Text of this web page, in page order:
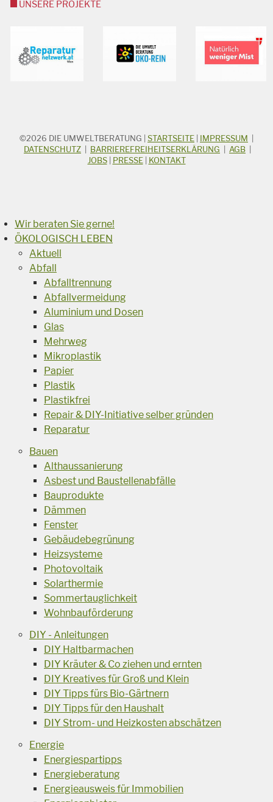
UNSERE PROJEKTE
STICHWORTSUCHE
Suchbegriff
©2026 DIE UMWELTBERATUNG STARTSEITE IMPRESSUM
DATENSCHUTZ
BARRIEREFREIHEITSERKLÄRUNG AGB
JOBS| PRESSE| KONTAKT
Wir beraten Sie gerne!
ÖKOLOGISCH LEBEN
Aktuell
Abfall
Abfalltrennung
Abfallvermeidung
Aluminium und Dosen
Glas
Mehrweg
Mikroplastik
Papier
Plastik
Plastikfrei
Repair & DIY-Initiative selber gründen
Reparatur
Bauen
Althaussanierung
Asbest und Baustellenabfälle
Bauprodukte
Dämmen
Fenster
Gebäudebegrünung
Heizsysteme
Photovoltaik
Solarthermie
Sommertauglichkeit
Wohnbauförderung
DIY - Anleitungen
DIY Haltbarmachen
DIY Kräuter & Co ziehen und ernten
DIY Kreatives für Groß und Klein
DIY Tipps fürs Bio-Gärtnern
DIY Tipps für den Haushalt
DIY Strom- und Heizkosten abschätzen
Energie
Energiespartipps
Energieberatung
Energieausweis für Immobilien